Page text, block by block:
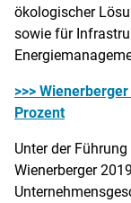
ökologischer
sowie für
>>>
Prozent
Unter der
Wienerberger